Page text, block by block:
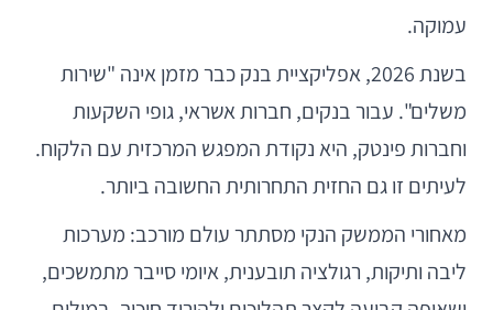
עמוקה.
בשנת 2026, אפליקציית בנק כבר מזמן אינה "שירות
משלים". עבור בנקים, חברות אשראי, גופי השקעות
וחברות פינטק, היא נקודת המפגש המרכזית עם הלקוח.
לעיתים זו גם החזית התחרותית החשובה ביותר.
מאחורי הממשק הנקי מסתתר עולם מורכב: מערכות
ליבה ותיקות, רגולציה תובענית, איומי סייבר מתמשכים,